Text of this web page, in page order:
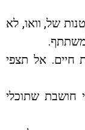
של, וואו, לא
חיים. אל תצפי
חושבת שתוכלי